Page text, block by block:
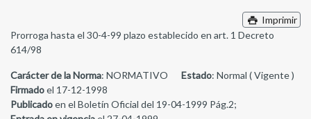
Imprimir
Prorroga hasta el 30-4-99 plazo establecido en art. 1 Decreto
614/98
Carácter de la Norma: NORMATIVO Estado: Normal ( Vigente )
Firmadoel 17-12-1998
Publicadoen el Boletín Oficial del 19-04-1999 Pág.2;